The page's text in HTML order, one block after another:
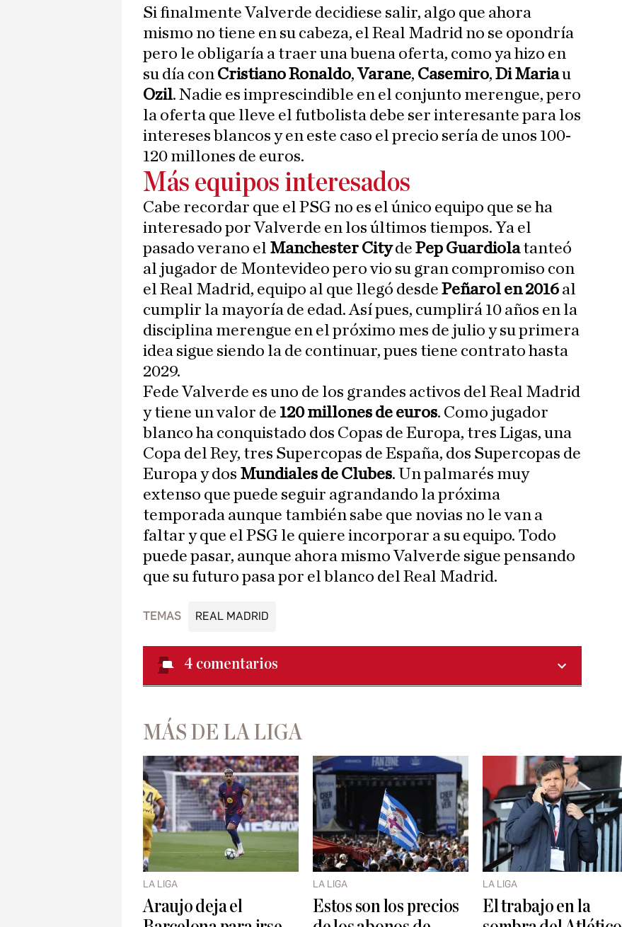
Si finalmente Valverde decidiese salir, algo que ahora
mismo no tiene en su cabeza, el Real Madrid no se opondría
pero le obligaría a traer una buena oferta, como ya hizo en
su día con Cristiano Ronaldo,Varane, Casemiro, Di Mariau
Ozil. Nadie es imprescindible en el conjunto merengue, pero
la oferta que lleve el futbolista debe ser interesante para los
intereses blancos y en este caso el precio sería de unos 100-
120 millones de euros.
Más equipos interesados
Cabe recordar que el PSG no es el único equipo que se ha
interesado por Valverde en los últimos tiempos. Ya el
pasado verano el Manchester Cityde Pep Guardiolatanteó
al jugador de Montevideo pero vio su gran compromiso con
el Real Madrid, equipo al que llegó desde Peñarol en 2016 al
cumplir la mayoría de edad. Así pues, cumplirá 10 años en la
disciplina merengue en el próximo mes de julio y su primera
idea sigue siendo la de continuar, pues tiene contrato hasta
2029.
Fede Valverde es uno de los grandes activos del Real Madrid
y tiene un valor de 120 millones de euros. Como jugador
blanco ha conquistado dos Copas de Europa, tres Ligas, una
Copa del Rey, tres Supercopas de España, dos Supercopas de
Europa y dos Mundiales de Clubes. Un palmarés muy
extenso que puede seguir agrandando la próxima
temporada aunque también sabe que novias no le van a
faltar y que el PSG le quiere incorporar a su equipo. Todo
puede pasar, aunque ahora mismo Valverde sigue pensando
que su futuro pasa por el blanco del Real Madrid.
TEMAS REAL MADRID
4 comentarios
MÁS DE LA LIGA
LA LIGA
Araujo deja el
LA LIGA
Estos son los precios
LA LIGA
El trabajo en la